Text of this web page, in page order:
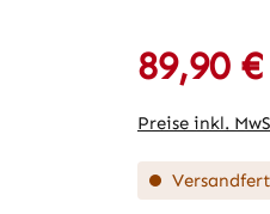
Verkaufspreis:
89,90 €
Preise inkl.